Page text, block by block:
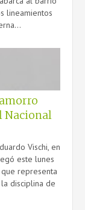
lineamientos
Nacional
Vischi, en
este lunes
representa
disciplina de